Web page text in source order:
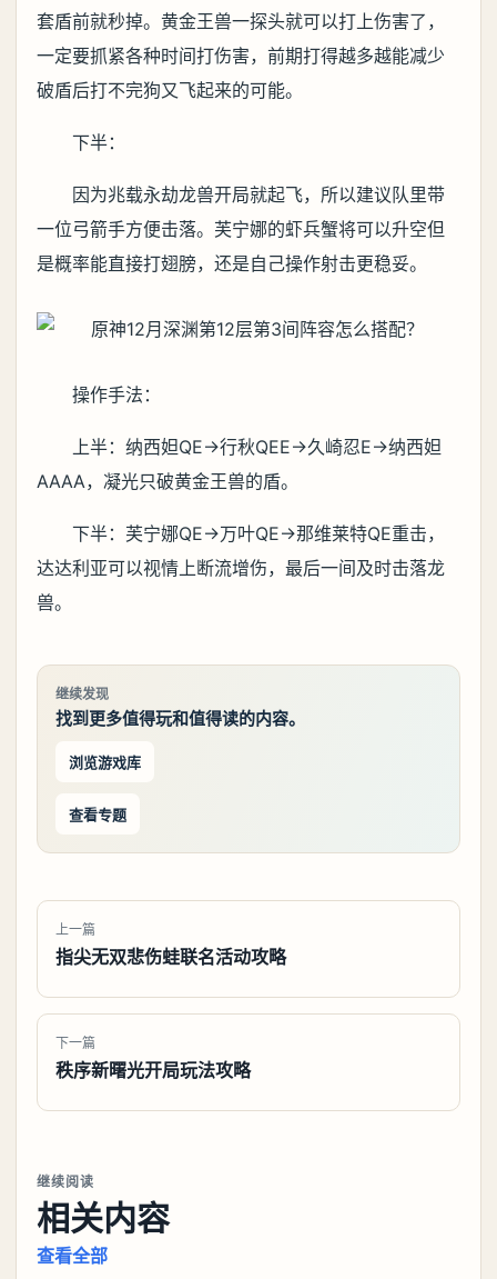
套盾前就秒掉。黄金王兽一探头就可以打上伤害了，
一定要抓紧各种时间打伤害，前期打得越多越能减少
破盾后打不完狗又飞起来的可能。
下半：
因为兆载永劫龙兽开局就起飞，所以建议队里带
一位弓箭手方便击落。芙宁娜的虾兵蟹将可以升空但
是概率能直接打翅膀，还是自己操作射击更稳妥。
操作手法：
上半：纳西妲QE→行秋QEE→久崎忍E→纳西妲
AAAA，凝光只破黄金王兽的盾。
下半：芙宁娜QE→万叶QE→那维莱特QE重击，
达达利亚可以视情上断流增伤，最后一间及时击落龙
兽。
继续发现
找到更多值得玩和值得读的内容。
浏览游戏库
查看专题
上一篇
指尖无双悲伤蛙联名活动攻略
下一篇
秩序新曙光开局玩法攻略
继续阅读
相关内容
查看全部